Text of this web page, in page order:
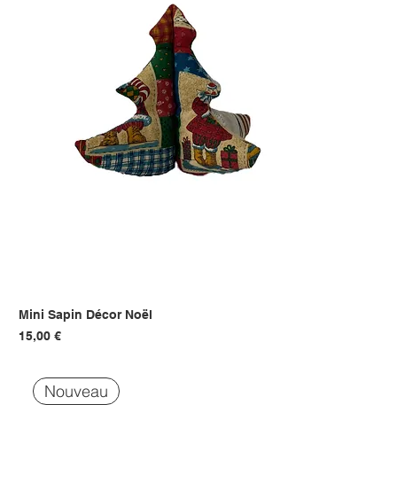
Mini Sapin Décor Noël
Prix
15,00 €
Nouveau